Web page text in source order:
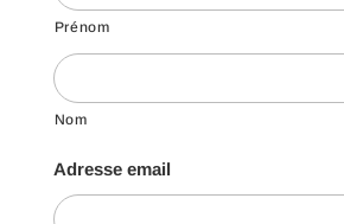
Prénom
Nom
Adresse email